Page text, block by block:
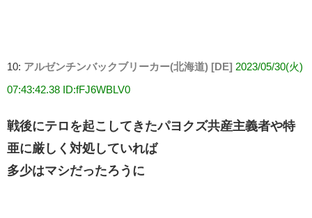
10: アルゼンチンバックブリーカー(北海道) [DE] 2023/05/30(火)
07:43:42.38 ID:fFJ6WBLV0
戦後にテロを起こしてきたパヨクズ共産主義者や特
亜に厳しく対処していれば
多少はマシだったろうに